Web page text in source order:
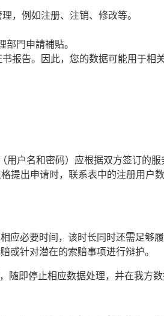
，例如注册、注销、修改等。
門申請補貼。
报告。因此，您的数据可能用于相
用户名和密码）应根据双方签订的服
提出申请时，联系表中的注册用户
应必要时间，该时长同时还需足
或针对潜在的索赔事项进行辩护。
随即停止相应数据处理，并在我方